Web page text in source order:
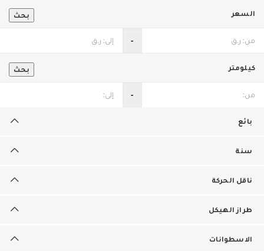
بحث السعر
‐
بحث كيلومتر
‐
بائع
سنة
ناقل الحركة
طراز الهيكل
الاسطوانات